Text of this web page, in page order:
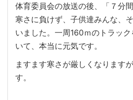
体育委員会の放送の後、「７分
寒さに負けず、子供達みんな、
いました。一周160ｍのトラッ
いて、本当に元気です。
ますます寒さが厳しくなります
す。